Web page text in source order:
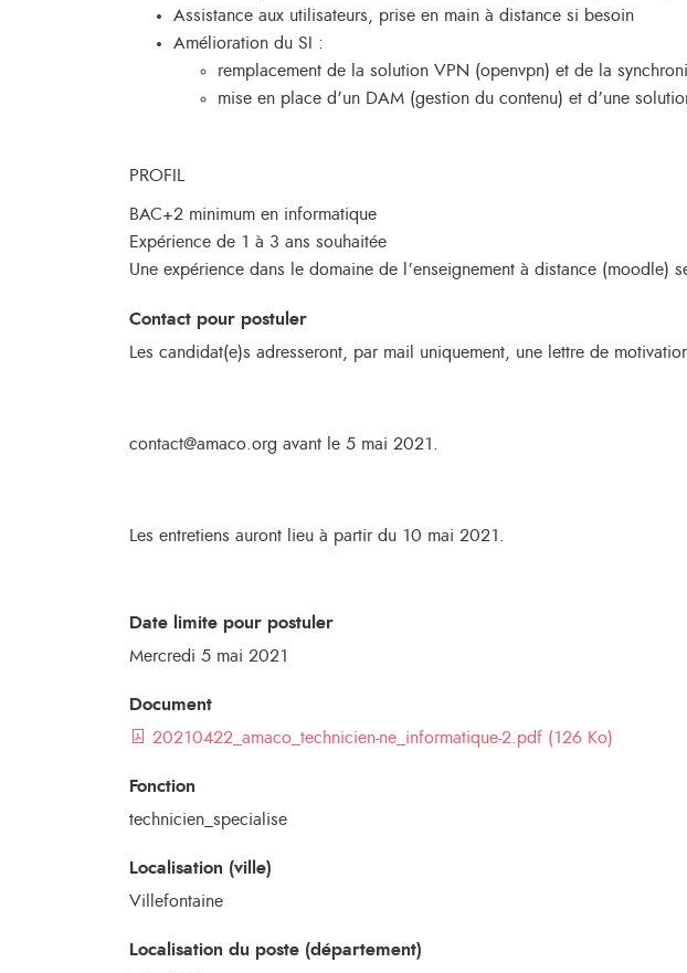
Assistance aux utilisateurs, prise en main à distance si besoin
Amélioration du SI :
remplacement de la solution VPN (openvpn) et de la
mise en place d’un DAM (gestion du contenu) et d’une
PROFIL
BAC+2 minimum en informatique
Expérience de 1 à 3 ans souhaitée
Une expérience dans le domaine de l’enseignement à distance (moodle)
Contact pour postuler
Les candidat(e)s adresseront, par mail uniquement, une lettre de
contact@amaco.org avant le 5 mai 2021.
Les entretiens auront lieu à partir du 10 mai 2021.
Date limite pour postuler
Mercredi 5 mai 2021
Document
20210422_amaco_technicien-ne_informatique-2.pdf (126 Ko)
Fonction
technicien_specialise
Localisation (ville)
Villefontaine
Localisation du poste (département)